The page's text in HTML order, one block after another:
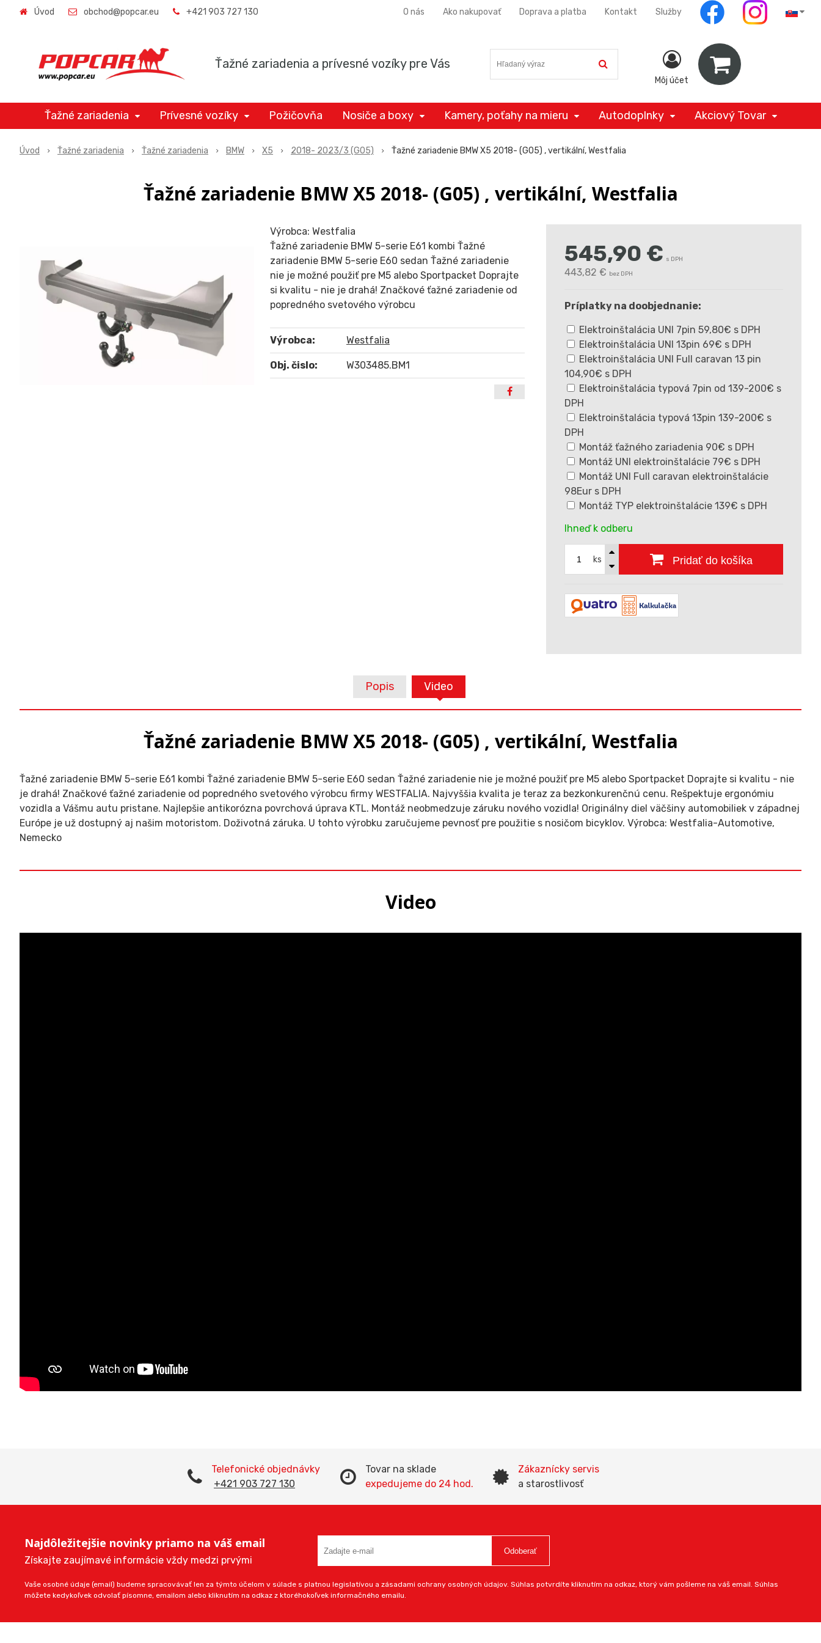
Ťažné zariadenia a prívesné vozíky pre Vás
Úvod obchod@popcar.eu +421 903 727 130 O nás Ako nakupovať Doprava a platba Kontakt Služby
Môj účet
Ťažné zariadenia Prívesné vozíky Požičovňa Nosiče a boxy Kamery, poťahy na mieru Autodoplnky Akciový Tovar
Úvod Ťažné zariadenia Ťažné zariadenia BMW X5 2018- 2023/3 (G05) Ťažné zariadenie BMW X5 2018- (G05) , vertikální, Westfalia
Ťažné zariadenie BMW X5 2018- (G05) , vertikální, Westfalia
545,90 € s DPH
443,82 € bez DPH
Príplatky na doobjednanie:
Elektroinštalácia UNI 7pin 59,80€ s DPH
Elektroinštalácia UNI 13pin 69€ s DPH
Elektroinštalácia UNI Full caravan 13 pin
104,90€ s DPH
Elektroinštalácia typová 7pin od 139-200€ s
DPH
Elektroinštalácia typová 13pin 139-200€ s
DPH
Montáž ťažného zariadenia 90€ s DPH
Montáž UNI elektroinštalácie 79€ s DPH
Montáž UNI Full caravan elektroinštalácie
98Eur s DPH
Montáž TYP elektroinštalácie 139€ s DPH
Ihneď k odberu
ks Pridať do košíka
Výrobca: Westfalia
Ťažné zariadenie BMW 5-serie E61 kombi Ťažné
zariadenie BMW 5-serie E60 sedan Ťažné zariadenie
nie je možné použiť pre M5 alebo Sportpacket Doprajte
si kvalitu - nie je drahá! Značkové ťažné zariadenie od
popredného svetového výrobcu
Výrobca: Westfalia
Obj. čislo: W303485.BM1
Popis Video
Ťažné zariadenie BMW X5 2018- (G05) , vertikální, Westfalia
Ťažné zariadenie BMW 5-serie E61 kombi Ťažné zariadenie BMW 5-serie E60 sedan Ťažné zariadenie nie je možné použiť pre M5 alebo Sportpacket Doprajte si kvalitu - nie
je drahá! Značkové ťažné zariadenie od popredného svetového výrobcu firmy WESTFALIA. Najvyššia kvalita je teraz za bezkonkurenčnú cenu. Rešpektuje ergonómiu
vozidla a Vášmu autu pristane. Najlepšie antikorózna povrchová úprava KTL. Montáž neobmedzuje záruku nového vozidla! Originálny diel väčšiny automobiliek v západnej
Európe je už dostupný aj našim motoristom. Doživotná záruka. U tohto výrobku zaručujeme pevnosť pre použitie s nosičom bicyklov. Výrobca: Westfalia-Automotive,
Nemecko
Video
Telefonické objednávky
+421 903 727 130
Tovar na sklade
expedujeme do 24 hod.
Zákaznícky servis
a starostlivosť
Najdôležitejšie novinky priamo na váš email
Získajte zaujímavé informácie vždy medzi prvými
Odoberať
Vaše osobné údaje (email) budeme spracovávať len za týmto účelom v súlade s platnou legislatívou a zásadami ochrany osobných údajov. Súhlas potvrdíte kliknutím na odkaz, ktorý vám pošleme na váš email. Súhlas
môžete kedykoľvek odvolať písomne, emailom alebo kliknutím na odkaz z ktoréhokoľvek informačného emailu.